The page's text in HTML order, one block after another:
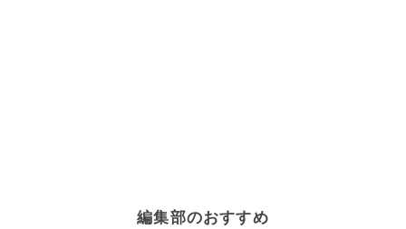
編集部のおすすめ